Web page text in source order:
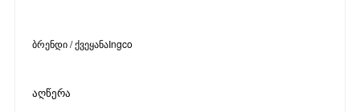
ბრენდი / ქვეყანაIngco
აღწერა